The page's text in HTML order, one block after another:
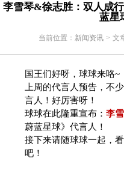
李雪琴&徐志胜：双人成
蓝星
当前位置： 新闻资讯 > 文
国王们好呀，球球来咯~
上周的代言人预告，不
言人！好厉害呀！
球球在此隆重宣布： 李
蔚蓝星球》代言人！
接下来请随球球一起，
吧！